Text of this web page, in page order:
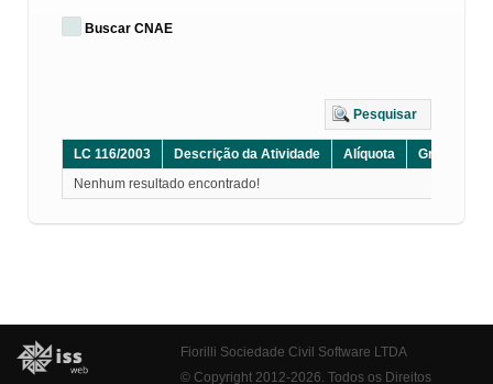
Buscar CNAE
Pesquisar
LC 116/2003 Descrição da Atividade Alíquota Grupo
Nenhum resultado encontrado!
Fiorilli Sociedade Civil Software LTDA
© Copyright 2012-2026. Todos os Direitos